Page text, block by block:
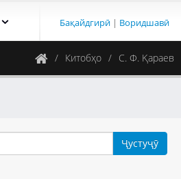
Бақайдгирӣ | Воридшавӣ
Китобҳо С. Ф. Қараев
Ҷустуҷӯ